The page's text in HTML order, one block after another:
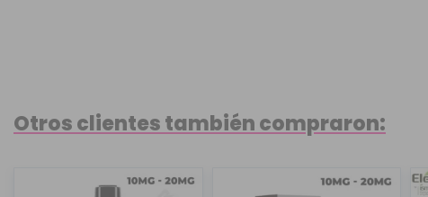
Otros clientes también compraron: